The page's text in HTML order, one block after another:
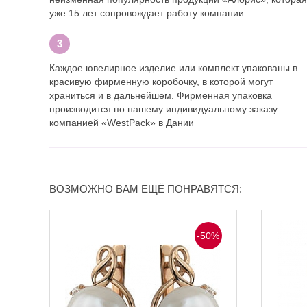
уже 15 лет сопровождает работу компании
Каждое ювелирное изделие или комплект упакованы в
красивую фирменную коробочку, в которой могут
храниться и в дальнейшем. Фирменная упаковка
производится по нашему индивидуальному заказу
компанией «WestPack» в Дании
ВОЗМОЖНО ВАМ ЕЩЁ ПОНРАВЯТСЯ:
-50%